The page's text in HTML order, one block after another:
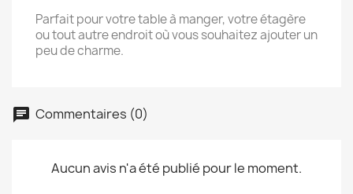
Parfait pour votre table à manger, votre étagère
ou tout autre endroit où vous souhaitez ajouter un
peu de charme.
Commentaires (0)
Aucun avis n'a été publié pour le moment.